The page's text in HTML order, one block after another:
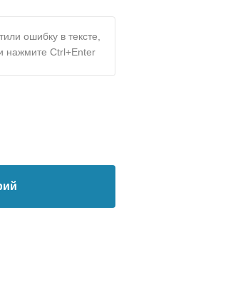
ошибку в тексте,
нажмите Ctrl+Enter